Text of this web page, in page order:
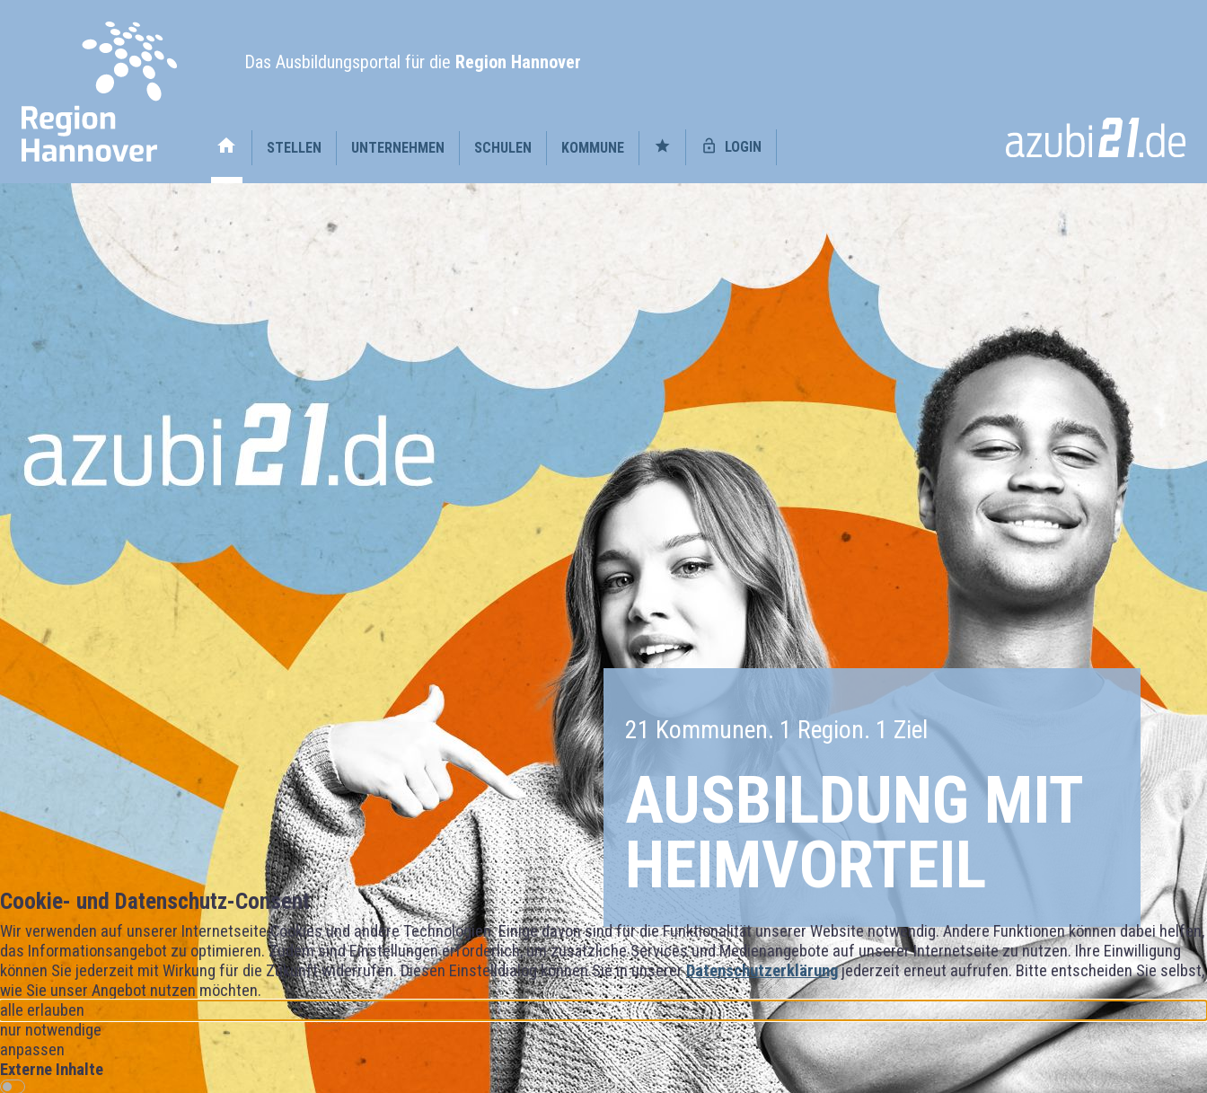
Cookie- und Datenschutz-Consent
Wir verwenden auf unserer Internetseite Cookies und andere Technologien. Einige davon sind für die Funktionalität unserer Website notwendig. Andere Funktionen können dabei helfen,
das Informationsangebot zu optimieren. Zudem sind Einstellungen erforderlich, um zusätzliche Services und Medienangebote auf unserer Internetseite zu nutzen. Ihre Einwilligung
können Sie jederzeit mit Wirkung für die Zukunft widerrufen. Diesen Einstelldialog können Sie in unsererDatenschutzerklärungjederzeit erneut aufrufen. Bitte entscheiden Sie selbst,
wie Sie unser Angebot nutzen möchten.
alle erlauben
nur notwendige
anpassen
Externe Inhalte
Das Ausbildungsportal für die Region Hannover
STELLEN UNTERNEHMEN SCHULEN KOMMUNE LOGIN
21 Kommunen. 1 Region. 1 Ziel
AUSBILDUNG MIT
HEIMVORTEIL